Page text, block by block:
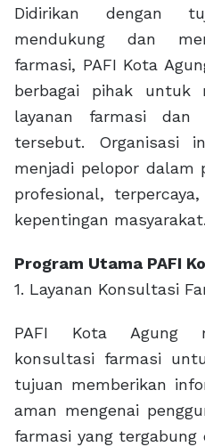
Didirikan dengan
mendukung dan
farmasi, PAFI Kota
berbagai pihak untuk
layanan farmasi dan
tersebut. Organisasi
menjadi pelopor dalam
profesional,
kepentingan masyarakat.
Program Utama PAFI
1. Layanan Konsultasi
PAFI Kota Agung
konsultasi farmasi
tujuan memberikan
aman mengenai
farmasi yang tergabung